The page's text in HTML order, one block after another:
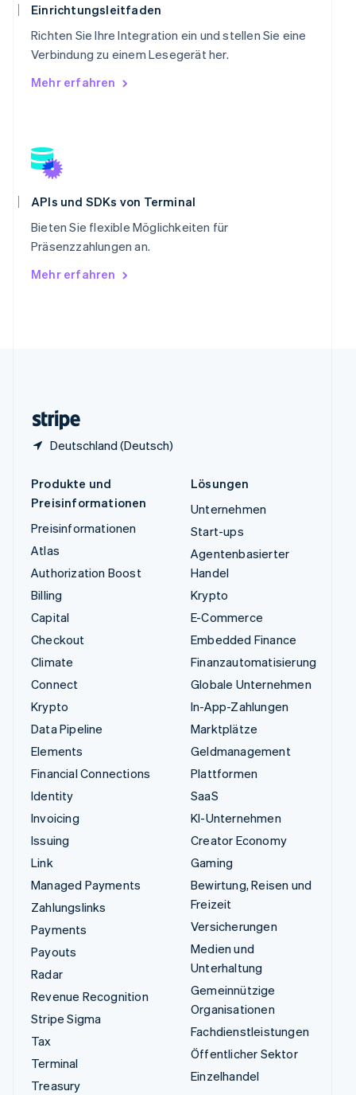
Einrichtungsleitfaden
Richten Sie Ihre Integration ein und stellen Sie eine
Verbindung zu einem Lesegerät her.
Mehr erfahren
APIs und SDKs von Terminal
Bieten Sie flexible Möglichkeiten für
Präsenzzahlungen an.
Mehr erfahren
Deutschland (Deutsch)
Singapur
English 简体中文
Slowakei
English
Slowenien
Spanien
Thailand
Tschechische Republik
English
English
Produkte und
Preisinformationen
Preisinformationen
Atlas
Authorization Boost
Billing
Capital
Checkout
Climate
Connect
Krypto
Data Pipeline
Elements
Financial Connections
Identity
Invoicing
Issuing
Link
Managed Payments
Zahlungslinks
Payments
Payouts
Radar
Revenue Recognition
Stripe Sigma
Tax
Terminal
Treasury
Lösungen
Unternehmen
Start-ups
Agentenbasierter
Handel
Krypto
E-Commerce
Embedded Finance
Finanzautomatisierung
Globale Unternehmen
In-App-Zahlungen
Marktplätze
Geldmanagement
Plattformen
SaaS
KI-Unternehmen
Creator Economy
Gaming
Bewirtung, Reisen und
Freizeit
Versicherungen
Medien und
Unterhaltung
Gemeinnützige
Organisationen
Fachdienstleistungen
Öffentlicher Sektor
Einzelhandel